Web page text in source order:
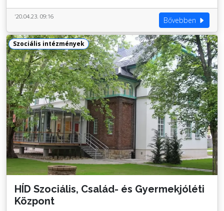
'20.04.23. 09:16 Bővebben
Szociális intézmények
HÍD Szociális, Család- és Gyermekjóléti
Központ